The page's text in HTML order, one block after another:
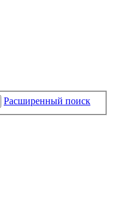
Расширенный поиск